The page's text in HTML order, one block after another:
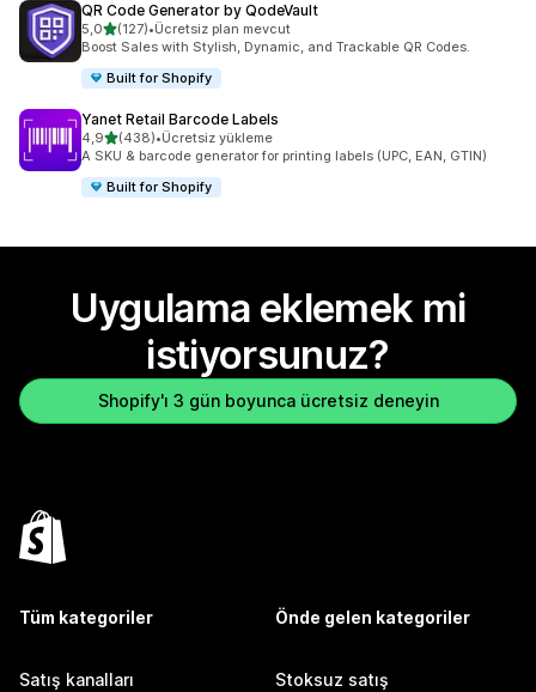
QR Code Generator by QodeVault
5,05 yıldız üzerinden
(127)
toplam 127 değerlendirme
•Ücretsiz plan mevcut
Boost Sales with Stylish, Dynamic, and Trackable QR Codes.
Built for Shopify
Yanet Retail Barcode Labels
4,95 yıldız üzerinden
(438)
toplam 438 değerlendirme
•Ücretsiz yükleme
A SKU & barcode generator for printing labels (UPC, EAN, GTIN)
Built for Shopify
Uygulama eklemek mi
istiyorsunuz?
Shopify'ı 3 gün boyunca ücretsiz deneyin
Tüm kategoriler
Satış kanalları
Önde gelen kategoriler
Stoksuz satış